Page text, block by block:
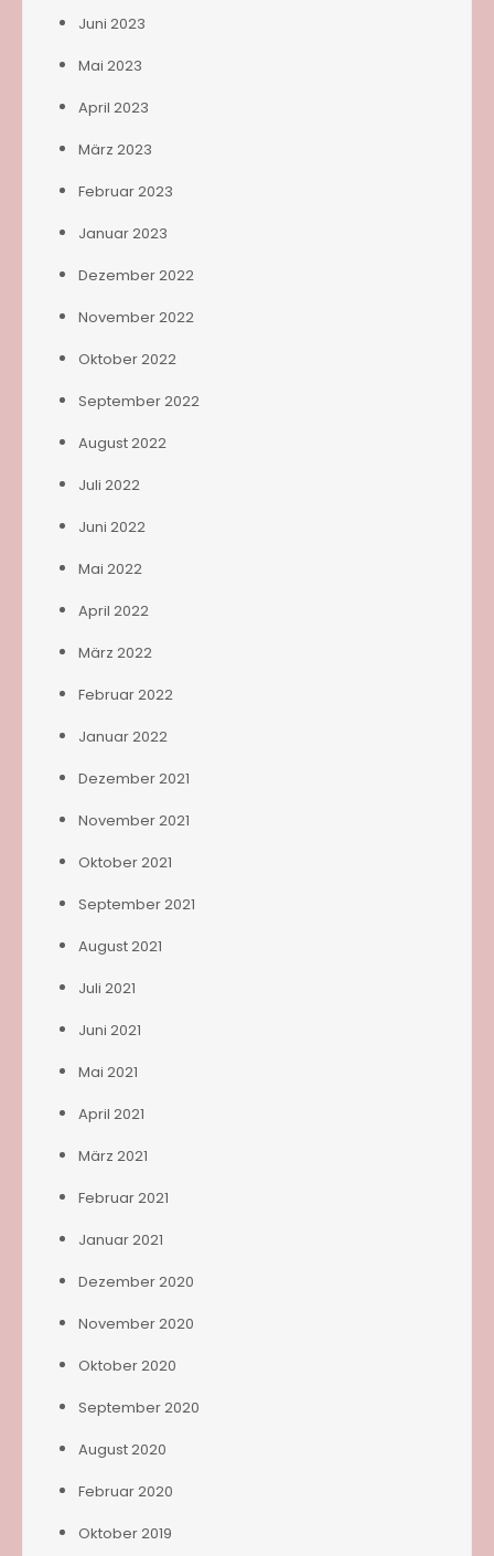
Juni 2023
Mai 2023
April 2023
März 2023
Februar 2023
Januar 2023
Dezember 2022
November 2022
Oktober 2022
September 2022
August 2022
Juli 2022
Juni 2022
Mai 2022
April 2022
März 2022
Februar 2022
Januar 2022
Dezember 2021
November 2021
Oktober 2021
September 2021
August 2021
Juli 2021
Juni 2021
Mai 2021
April 2021
März 2021
Februar 2021
Januar 2021
Dezember 2020
November 2020
Oktober 2020
September 2020
August 2020
Februar 2020
Oktober 2019